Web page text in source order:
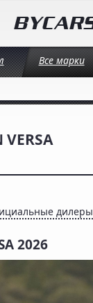
Все марки
VERSA
дилеры
2026